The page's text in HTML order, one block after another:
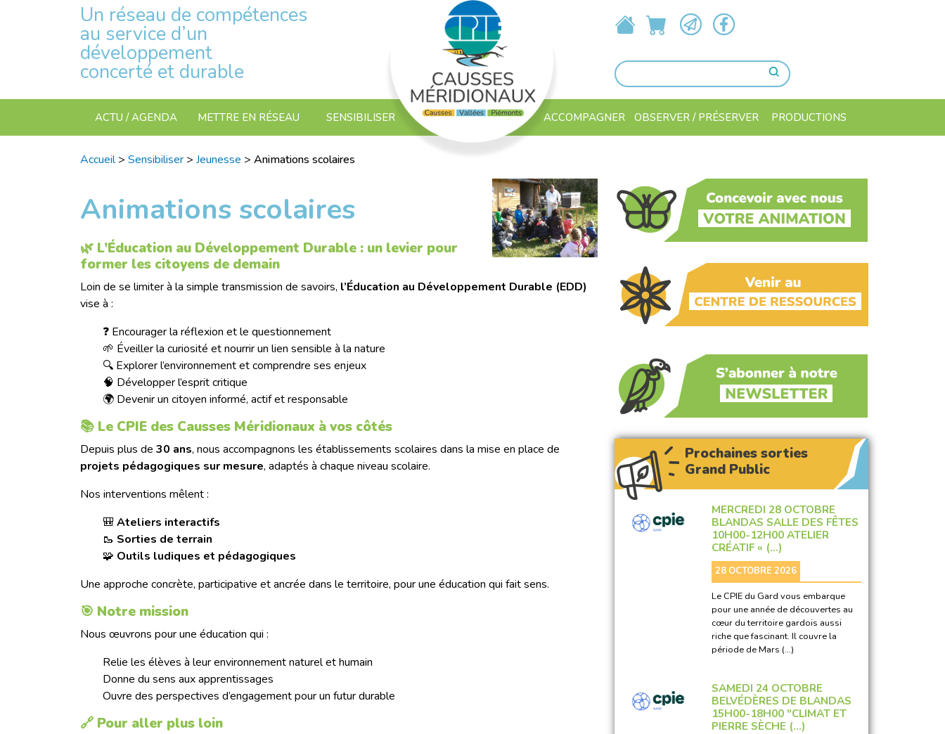
Un réseau de compétences
au service d’un
développement
concerté et durable
ACTU / AGENDA METTRE EN RÉSEAU SENSIBILISER ACCOMPAGNER OBSERVER / PRÉSERVER PRODUCTIONS
Accueil> Sensibiliser > Jeunesse > Animations scolaires
Animations scolaires
🌿 L’Éducation au Développement Durable : un levier pour
former les citoyens de demain
Loin de se limiter à la simple transmission de savoirs, l’Éducation au Développement Durable (EDD)
vise à :
❓ Encourager la réflexion et le questionnement
🌱 Éveiller la curiosité et nourrir un lien sensible à la nature
🔍 Explorer l’environnement et comprendre ses enjeux
🧠 Développer l’esprit critique
🌍 Devenir un citoyen informé, actif et responsable
📚 Le CPIE des Causses Méridionaux à vos côtés
Depuis plus de 30 ans, nous accompagnons les établissements scolaires dans la mise en place de
projets pédagogiques sur mesure, adaptés à chaque niveau scolaire.
Nos interventions mêlent :
🎒 Ateliers interactifs
🥾 Sorties de terrain
🧩 Outils ludiques et pédagogiques
Une approche concrète, participative et ancrée dans le territoire, pour une éducation qui fait sens.
🎯 Notre mission
Nous œuvrons pour une éducation qui :
Relie les élèves à leur environnement naturel et humain
Donne du sens aux apprentissages
Ouvre des perspectives d’engagement pour un futur durable
🔗 Pour aller plus loin
Prochaines sorties
Grand Public
MERCREDI 28 OCTOBRE
BLANDAS SALLE DES FÊTES
10H00-12H00 ATELIER
CRÉATIF « (…)
28 OCTOBRE 2026
Le CPIE du Gard vous embarque
pour une année de découvertes au
cœur du territoire gardois aussi
riche que fascinant. Il couvre la
période de Mars (…)
SAMEDI 24 OCTOBRE
BELVÉDÈRES DE BLANDAS
15H00-18H00 "CLIMAT ET
PIERRE SÈCHE (…)